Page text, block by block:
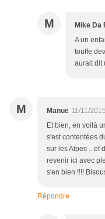
M Mike Da
A un
touffe
aurait dit
M Manue 11/11/
Et bien, en voilà
s'est contentées
sur les Alpes ...et
revenir ici avec
s'en bien !!!!
Répondre